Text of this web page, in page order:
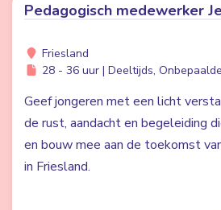
Pedagogisch medewerker
Friesland
28 - 36 uur | Deeltijds,
Geef jongeren met een licht
de rust, aandacht en begeleiding
en bouw mee aan de toekomst
in Friesland.